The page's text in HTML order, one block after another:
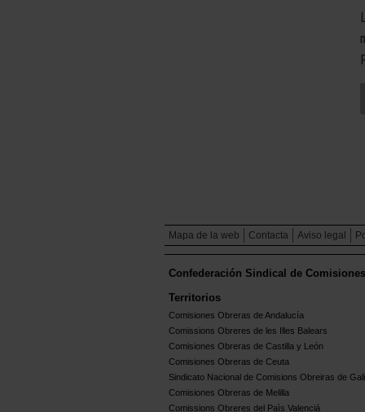
Mapa de la web Contacta Aviso legal
Confederación Sindical de
Territorios
Comisiones Obreras de Andalucía
Comissions Obreres de les Illes Balears
Comisiones Obreras de Castilla y León
Comisiones Obreras de Ceuta
Sindicato Nacional de Comisions Obreiras de
Comisiones Obreras de Melilla
Comissions Obreres del Paìs Valenciá